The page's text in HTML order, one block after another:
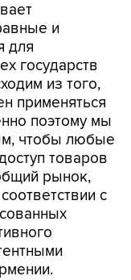
и
для
государств
из того,
применяться
поэтому мы
чтобы любые
товаров
рынок,
с